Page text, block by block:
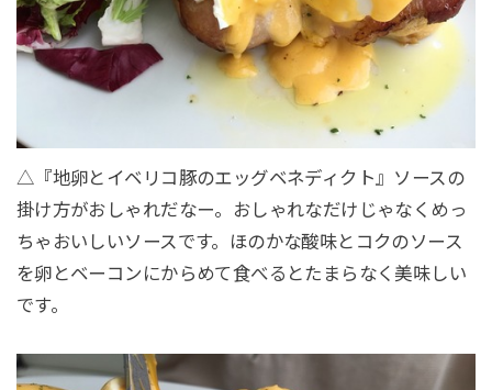
△『地卵とイベリコ豚のエッグベネディクト』ソースの
掛け方がおしゃれだなー。おしゃれなだけじゃなくめっ
ちゃおいしいソースです。ほのかな酸味とコクのソース
を卵とベーコンにからめて食べるとたまらなく美味しい
です。